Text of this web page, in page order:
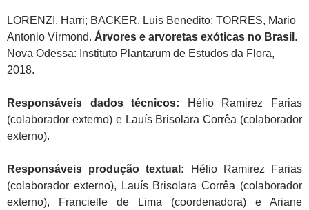
LORENZI, Harri; BACKER, Luis Benedito; TORRES, Mario
Antonio Virmond. Árvores e arvoretas exóticas no Brasil .
Nova Odessa: Instituto Plantarum de Estudos da Flora,
2018.
Responsáveis dados técnicos:
Hélio Ramirez Farias
(colaborador externo) e Lauís Brisolara Corrêa (colaborador
externo).
Responsáveis produção textual:
Hélio Ramirez Farias
(colaborador externo), Lauís Brisolara Corrêa (colaborador
externo), Francielle de Lima (coordenadora) e Ariane